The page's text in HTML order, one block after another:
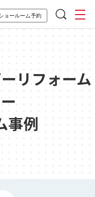
ョールーム予約
リフォーム
事例